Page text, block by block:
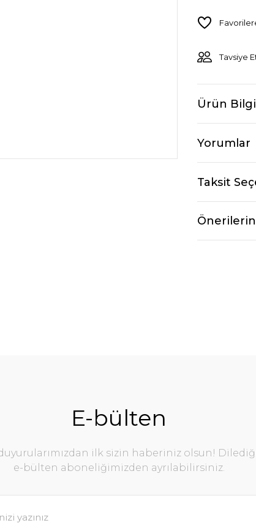
Tavsiye
Ürün
Yorumlar
Taksit
E-bülten
ilk sizin haberiniz olsun!
e-bülten aboneliğimizden ayrılabilirsiniz.